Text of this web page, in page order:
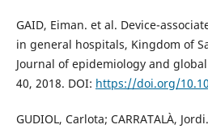
GAID, Eiman. et al. Device-
in general hospitals, Kingdom of
Journal of epidemiology and
40, 2018. DOI: https://doi.org/
GUDIOL, Carlota; CARRATALÀ,